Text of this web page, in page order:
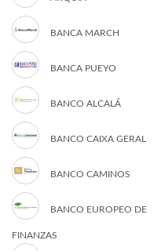
BANCA MARCH
BANCA PUEYO
BANCO ALCALÁ
BANCO CAIXA GERAL
BANCO CAMINOS
BANCO EUROPEO DE
FINANZAS